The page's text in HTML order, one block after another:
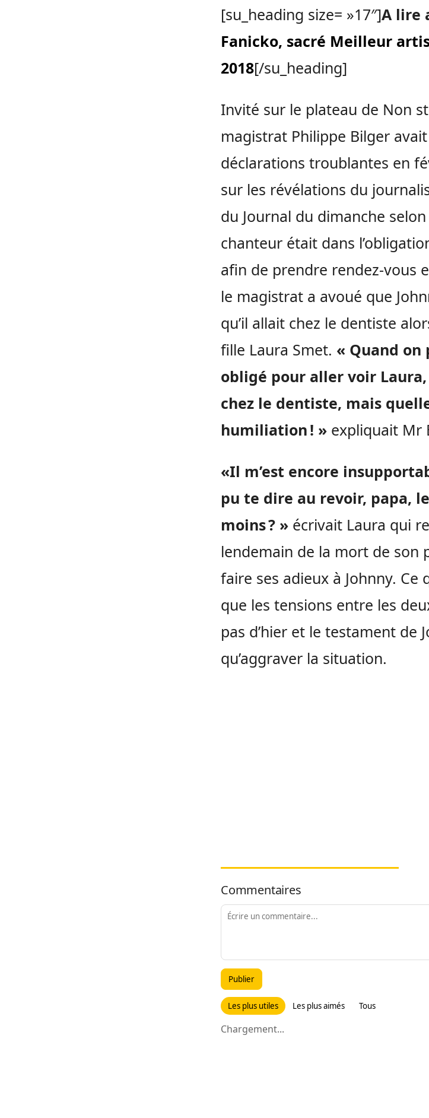
[su_heading size= »17″]A lire
Fanicko, sacré Meilleur
2018[/su_heading]
Invité sur le plateau de Non
magistrat Philippe Bilger
déclarations troublantes en
sur les révélations du
du Journal du dimanche
chanteur était dans
afin de prendre rendez-vous
le magistrat a avoué que
qu’il allait chez le dentiste
fille Laura Smet. « Quand on
obligé pour aller voir
chez le dentiste, mais
humiliation ! » expliquait Mr
«Il m’est encore
pu te dire au revoir, papa,
moins ? » écrivait Laura qui
lendemain de la mort de son
faire ses adieux à Johnny. Ce
que les tensions entre les
pas d’hier et le testament de
qu’aggraver la situation.
Commentaires
Publier
Les plus utiles Les plus aimés Tous
Chargement...